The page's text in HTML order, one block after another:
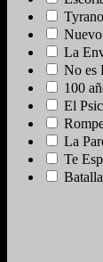
La
No es
100
El
La
Te